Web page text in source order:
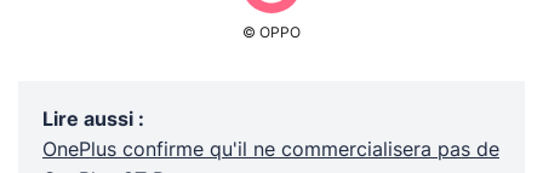
© OPPO
Lire aussi :
OnePlus confirme qu'il ne commercialisera pas de